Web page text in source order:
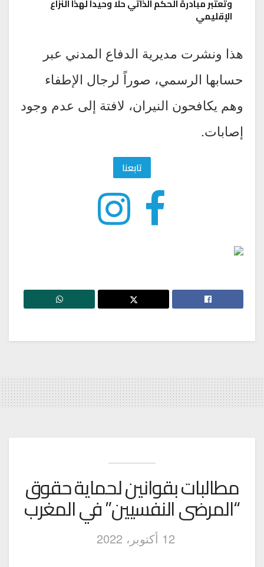
وتعتبر مبادرة الحكم الذاتي حلا وحيدا لهذا النزاع
الإقليمي
هذا ونشرت مديرية الدفاع المدني عبر
حسابها الرسمي، صوراً لرجال الإطفاء
وهم يكافحون النيران، لافتة إلى عدم وجود
إصابات.
تابعنا
مطالبات بقوانين لحماية حقوق
“المرضى النفسيين” في المغرب
12 أكتوبر، 2022